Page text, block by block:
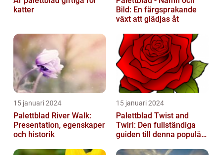
katter
Bild: En färgsprakande
växt att glädjas åt
15 januari 2024
Palettblad River Walk:
Presentation, egenskaper
och historik
15 januari 2024
Palettblad Twist and
Twirl: Den fullständiga
guiden till denna populära